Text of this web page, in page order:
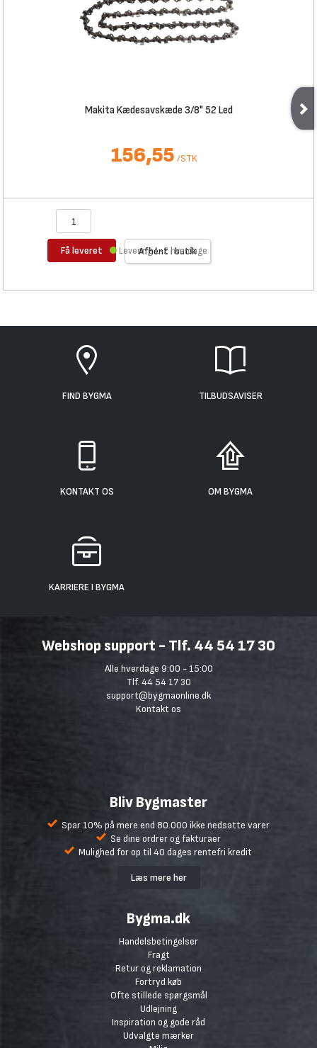
Makita Kædesavskæde 3/8" 52 Led
156,55 /STK
Få leveret Afhent i butik
Levering 1-2 hverdage
FIND BYGMA TILBUDSAVISER
KONTAKT OS OM BYGMA
KARRIERE I BYGMA
Webshop support - Tlf. 44 54 17 30
Alle hverdage 9:00 - 15:00
Tlf. 44 54 17 30
support@bygmaonline.dk
Kontakt os
Bliv Bygmaster
Spar 10% på mere end 80.000 ikke nedsatte varer
Se dine ordrer og fakturaer
Mulighed for op til 40 dages rentefri kredit
Læs mere her
Bygma.dk
Handelsbetingelser
Fragt
Retur og reklamation
Fortryd køb
Ofte stillede spørgsmål
Udlejning
Inspiration og gode råd
Udvalgte mærker